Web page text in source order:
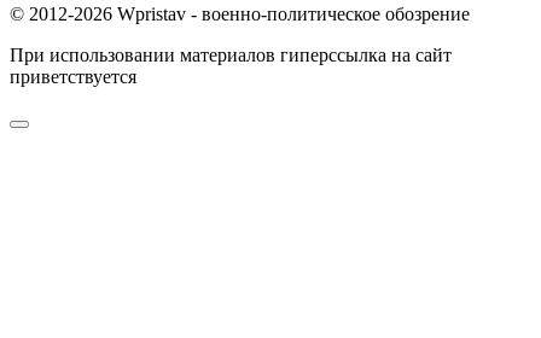
© 2012-2026 Wpristav - военно-политическое обозрение
При использовании материалов гиперссылка на сайт
приветствуется